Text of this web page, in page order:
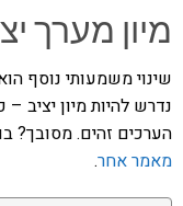
מיון מערך
נדרש להיות מיון יציב
הערכים זהים. מסובך?
מאמר אחר.